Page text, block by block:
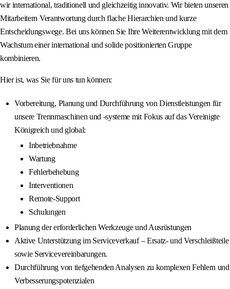
wir international, traditionell und gleichzeitig innovativ. Wir bieten unseren
Mitarbeitern Verantwortung durch flache Hierarchien und kurze
Entscheidungswege. Bei uns können Sie Ihre Weiterentwicklung mit dem
Wachstum einer international und solide positionierten Gruppe
kombinieren.
Hier ist, was Sie für uns tun können:
Vorbereitung, Planung und Durchführung von Dienstleistungen für
unsere Trennmaschinen und -systeme mit Fokus auf das Vereinigte
Königreich und global:
Inbetriebnahme
Wartung
Fehlerbehebung
Interventionen
Remote-Support
Schulungen
Planung der erforderlichen Werkzeuge und Ausrüstungen
Aktive Unterstützung im Serviceverkauf – Ersatz- und Verschleißteile
sowie Servicevereinbarungen.
Durchführung von tiefgehenden Analysen zu komplexen Fehlern und
Verbesserungspotenzialen